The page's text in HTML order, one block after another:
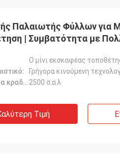
Παλαιωτής Φύλλων για
| Συμβατότητα με
Ο μίνι εκσκαφέας
Γρήγορα κινούμενη
Συχνότητα κραδασμών: 2500 σ.α.λ
Τιμή